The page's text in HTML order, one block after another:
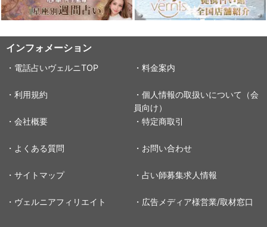
インフォメーション
・電話占いヴェルニTOP ・料金案内
・利用規約
・個人情報の取扱いについて（会
員向け）
・会社概要
・特定商取引
・よくある質問 ・お問い合わせ
・サイトマップ ・占い師募集求人情報
・ヴェルニアフィリエイト ・広告メディア様営業/取材窓口